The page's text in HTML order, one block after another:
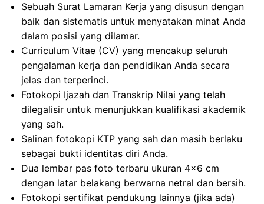
Sebuah Surat Lamaran Kerja yang disusun dengan
baik dan sistematis untuk menyatakan minat Anda
dalam posisi yang dilamar.
Curriculum Vitae (CV) yang mencakup seluruh
pengalaman kerja dan pendidikan Anda secara
jelas dan terperinci.
Fotokopi Ijazah dan Transkrip Nilai yang telah
dilegalisir untuk menunjukkan kualifikasi akademik
yang sah.
Salinan fotokopi KTP yang sah dan masih berlaku
sebagai bukti identitas diri Anda.
Dua lembar pas foto terbaru ukuran 4×6 cm
dengan latar belakang berwarna netral dan bersih.
Fotokopi sertifikat pendukung lainnya (jika ada)